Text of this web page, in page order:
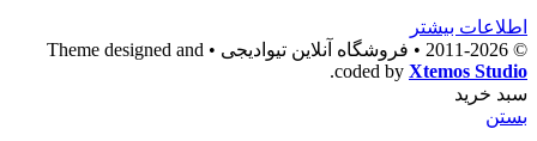
اطلاعات بیشتر
© 2011-2026 • فروشگاه آنلاین تیوادیجی • Theme designed and
coded by Xtemos Studio
.
سبد خرید
بستن